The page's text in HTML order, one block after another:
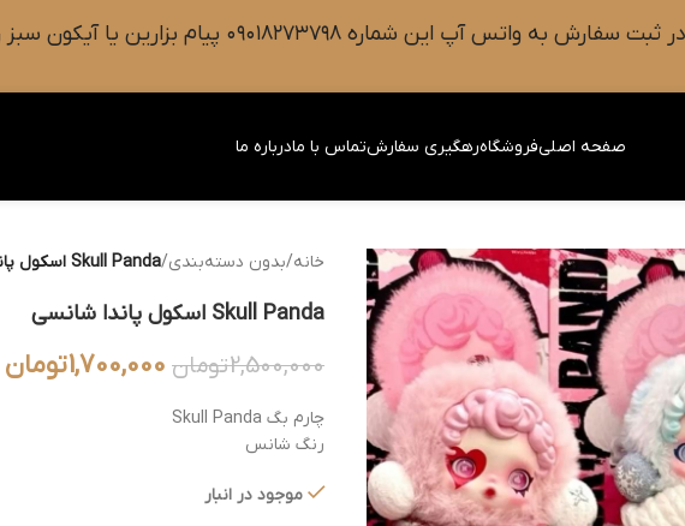
پیام بزارین یا آیکون سبز رنگ واتس آپ روی صفحه را فشار دهید.
صفحه اصلیفروشگاهرهگیری سفارشتماس با مادرباره ما
خانه/بدون دسته‌بندی/Skull Panda اسکول پاندا شانسی
Skull Panda اسکول پاندا شانسی
2,500,000تومان 1,700,000تومان
چارم بگ Skull Panda
رنگ شانس
موجود در انبار